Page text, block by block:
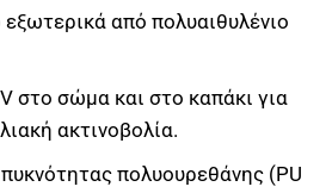
από πολυαιθυλένιο
στο σώμα και στο καπάκι για
ακτινοβολία.
πολυουρεθάνης (PU